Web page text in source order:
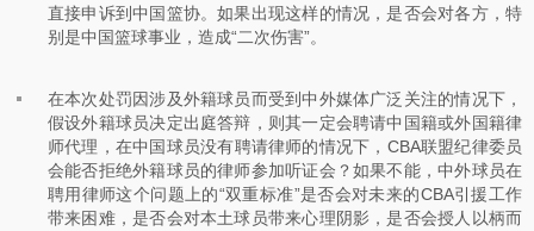
直接申诉到中国篮协。如果出现这样的情况，是否会对各方，特
别是中国篮球事业，造成“二次伤害”。
在本次处罚因涉及外籍球员而受到中外媒体广泛关注的情况下，
假设外籍球员决定出庭答辩，则其一定会聘请中国籍或外国籍律
师代理，在中国球员没有聘请律师的情况下，CBA联盟纪律委员
会能否拒绝外籍球员的律师参加听证会？如果不能，中外球员在
聘用律师这个问题上的“双重标准”是否会对未来的CBA引援工作
带来困难，是否会对本土球员带来心理阴影，是否会授人以柄而